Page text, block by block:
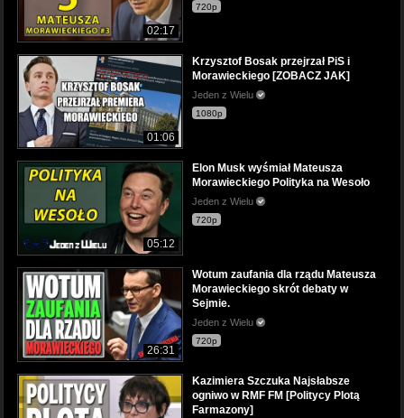
02:17
720p
01:06
Krzysztof Bosak przejrzał PiS i
Morawieckiego [ZOBACZ JAK]
Jeden z Wielu
1080p
05:12
Elon Musk wyśmiał Mateusza
Morawieckiego Polityka na Wesoło
Jeden z Wielu
720p
26:31
Wotum zaufania dla rządu Mateusza
Morawieckiego skrót debaty w
Sejmie.
Jeden z Wielu
720p
Kazimiera Szczuka Najsłabsze
ogniwo w RMF FM [Politycy Plotą
Farmazony]